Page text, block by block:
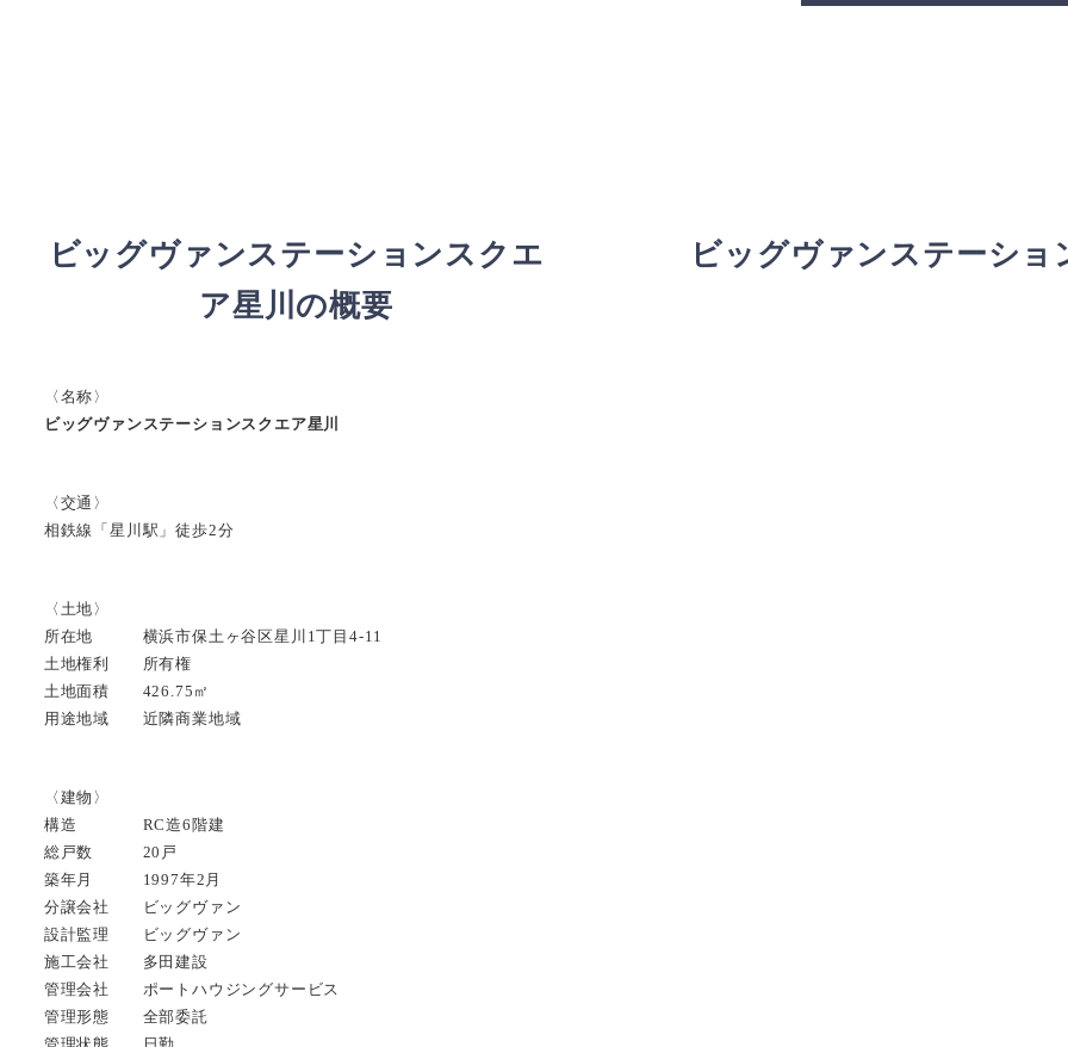
ビッグヴァンステーションスクエ
ア星川の概要
〈名称〉
ビッグヴァンステーションスクエア星川
〈交通〉
相鉄線「星川駅」徒歩2分
〈土地〉
所在地 横浜市保土ヶ谷区星川1丁目4-11
土地権利 所有権
土地面積 426.75㎡
用途地域 近隣商業地域
〈建物〉
構造 RC造6階建
総戸数 20戸
築年月 1997年2月
分譲会社 ビッグヴァン
設計監理 ビッグヴァン
施工会社 多田建設
管理会社 ポートハウジングサービス
管理形態 全部委託
ビッグヴァンステーシ